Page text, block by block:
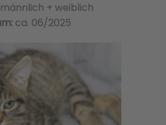
männlich + weiblich
ca. 06/2025